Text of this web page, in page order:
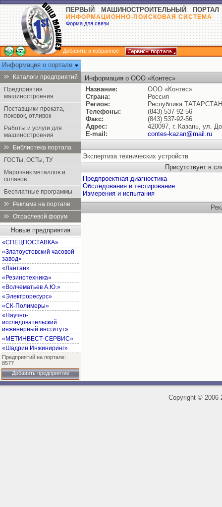
ПЕРВЫЙ МАШИНОСТРОИТЕЛЬНЫЙ ПОРТАЛ
ИНФОРМАЦИОННО-ПОИСКОВАЯ СИСТЕМА
Форма для связи
Добавить в избранное
Информация о портале
Каталоги предприятий
Предприятия
машиностроения
Поставщики проката,
поковок, отливок
Работы и услуги для
машиностроения
Библиотека портала
ГОСТы, ОСТы, ТУ
Марочник металлов и
сплавов
Бесплатные программы
Реклама на портале
Отраслевой форум
Новые предприятия
«СПЕЦПОСТАВКА»
«Златоустовский часовой
завод»
«Лантан»
«Резинотехника»
«Волчематьев А.Ю.»
«Электроресурс»
«СК-Полимеры»
«Научно-
исследовательский
инженерный институт»
«МЕТИНВЕСТ-СЕРВИС»
«Шадрин Инжиниринг»
Предприятий на портале:
8577
Добавить предприятие
Информация о ООО «Контес»
Название:
ООО «Контес»
Страна:
Россия
Регион:
Республика ТАТАРСТАН
Телефоны:
(843) 537-92-56
Факс:
(843) 537-92-56
Адрес:
420097, г. Казань, ул.
E-mail:
contes-kazan@mail.ru
Экспертиза технических устройств
Присутствует в
Предпроектная диагностика
Обследования и тестирование
Измерения и испытания
Copyright ©